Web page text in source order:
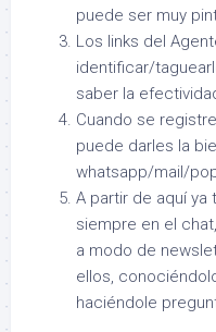
puede ser muy
Los links del
identificar/
saber la
Cuando se
puede darles la
whatsapp/mail/
A partir de aquí ya
siempre en el
a modo de
ellos,
haciéndole